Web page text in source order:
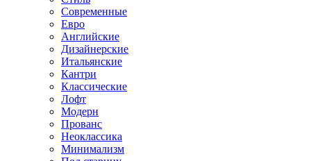
Современные
Евро
Английские
Дизайнерские
Итальянские
Кантри
Классические
Лофт
Модерн
Прованс
Неоклассика
Минимализм